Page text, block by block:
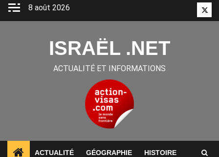
Aller
8 août 2026
ISRAËL .NET
ACTUALITÉ ET INFORMATIONS
ACTUALITÉ GÉOGRAPHIE HISTOIRE